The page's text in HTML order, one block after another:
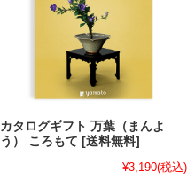
カタログギフト 万葉（まんよ
う） ころもて [送料無料]
¥3,190(税込)